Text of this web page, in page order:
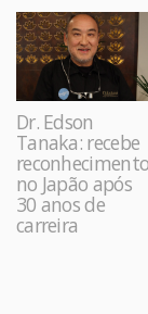
Dr. Edson
Tanaka: recebe
reconhecimento
no Japão após
30 anos de
carreira